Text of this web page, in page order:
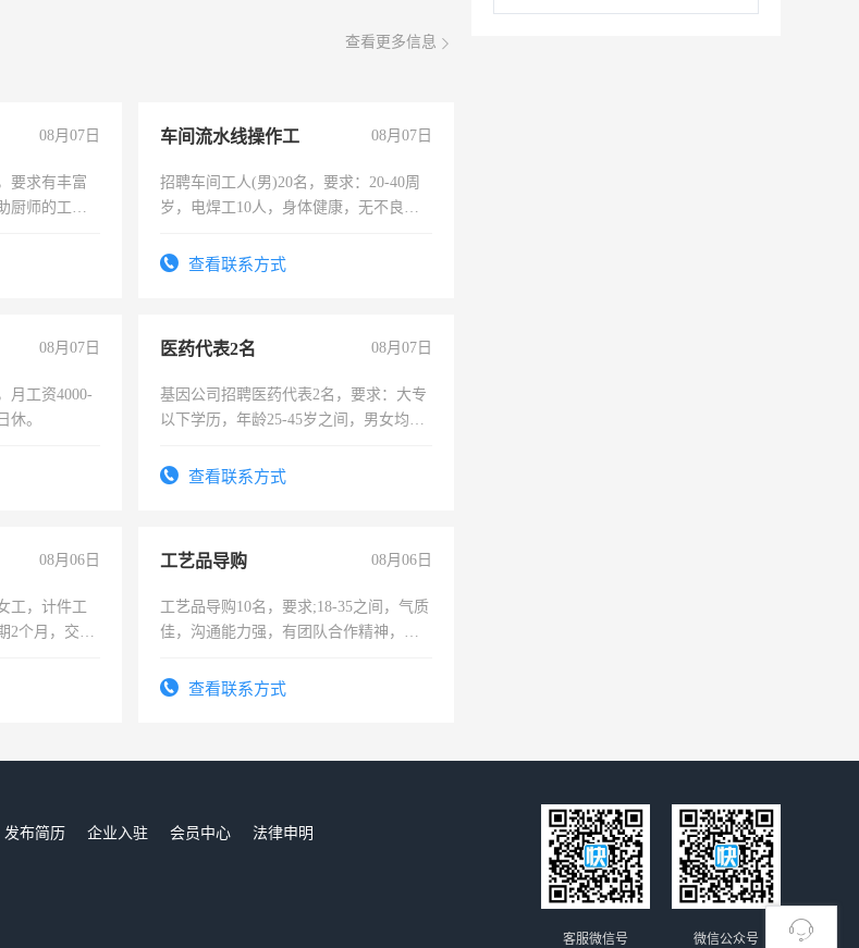
查看更多信息
08月07日
要求有丰富
厨师的工
车间流水线操作工 08月07日
招聘车间工人(男)20名，要求：20-40周
岁，电焊工10人，身体健康，无不良嗜
宿，免费发放劳保用品，两班倒，每月
查看联系方式
08月07日
月工资4000-
休。
医药代表2名 08月07日
基因公司招聘医药代表2名，要求：大专
以下学历，年龄25-45岁之间，男女均
表或者有医学资质的优先，底薪+绩效，
查看联系方式
08月06日
工，计件工
2个月，交五
工艺品导购 08月06日
工艺品导购10名，要求;18-35之间，气质
佳，沟通能力强，有团队合作精神，有
查看联系方式
发布简历 企业入驻 会员中心
法律申明
微信公众号
客服微信号